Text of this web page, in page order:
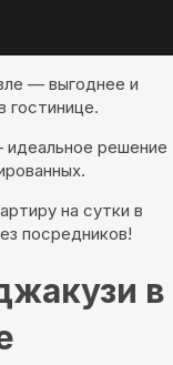
— выгоднее и
идеальное решение
на сутки в
посредников!
в